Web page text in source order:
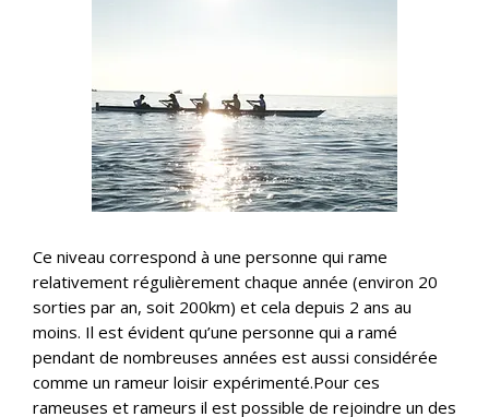
Ce niveau correspond à une personne qui rame
relativement régulièrement chaque année (environ 20
sorties par an, soit 200km) et cela depuis 2 ans au
moins. Il est évident qu’une personne qui a ramé
pendant de nombreuses années est aussi considérée
comme un rameur loisir expérimenté.Pour ces
rameuses et rameurs il est possible de rejoindre un des